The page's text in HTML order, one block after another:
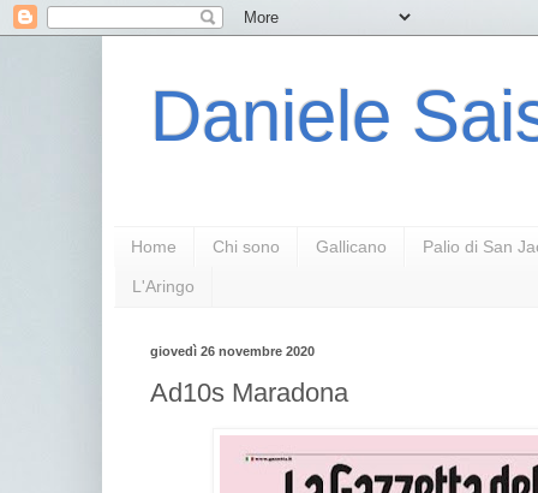
Daniele
Home Chi sono Gallicano Palio di San
L'Aringo
giovedì 26 novembre 2020
Ad10s Maradona